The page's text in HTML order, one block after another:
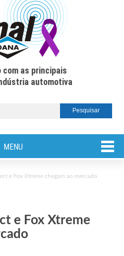
as principais
automotiva
MENU
e Fox Xtreme chegam ao mercado
e Fox Xtreme